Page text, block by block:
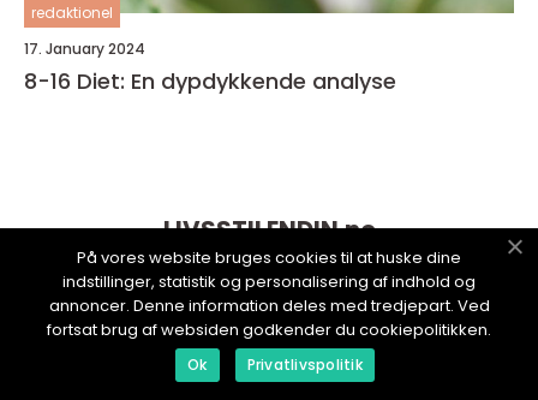
redaktionel
17. January 2024
8-16 Diet: En dypdykkende analyse
LIVSSTILENDIN.no
På vores website bruges cookies til at huske dine
indstillinger, statistik og personalisering af indhold og
annoncer. Denne information deles med tredjepart. Ved
fortsat brug af websiden godkender du cookiepolitikken.
Ok Privatlivspolitik